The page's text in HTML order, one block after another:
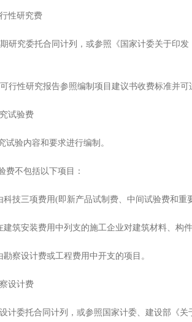
性研究费
究委托合同计列，或参照《国家计委关于印发
性研究报告参照编制项目建议书收费标准并可
试验费
验内容和要求进行编制。
不包括以下项目：
三项费用(即新产品试制费、中间试验费和重
安装费用中列支的施工企业对建筑材料、构
设计费或工程费用中开支的项目。
设计费
委托合同计列，或参照国家计委、建设部《关